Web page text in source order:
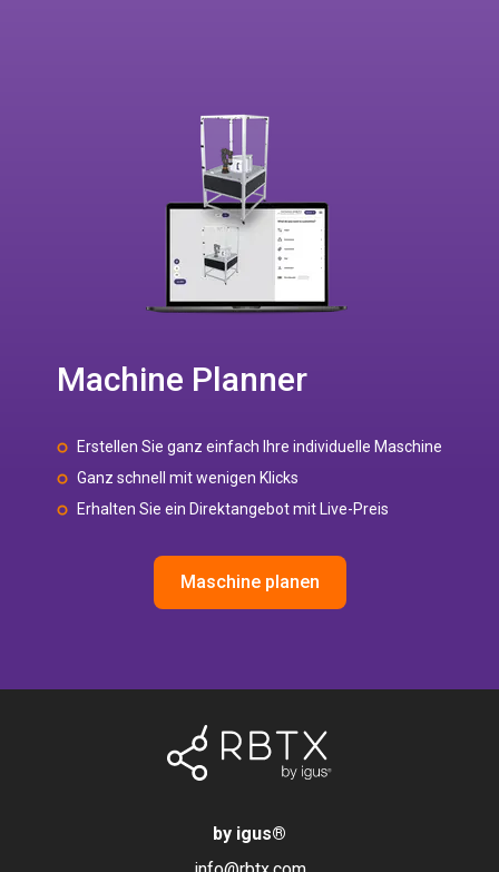
Machine Planner
Erstellen Sie ganz einfach Ihre individuelle Maschine
Ganz schnell mit wenigen Klicks
Erhalten Sie ein Direktangebot mit Live-Preis
Maschine planen
by igus®